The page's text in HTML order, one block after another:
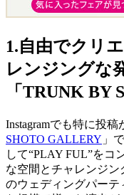
1.自由でクリ
レンジングな
「TRUNK BY
Instagramでも特に投稿
SHOTO GALLERY 」
して“PLAY FUL”をコ
な空間とチャレンジ
のウェディングパーテ